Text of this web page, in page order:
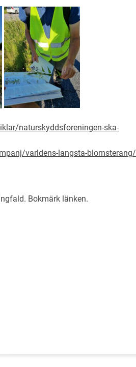
naturskyddsforeningen-ska-
varldens-langsta-blomsterang/
. Bokmärk länken.